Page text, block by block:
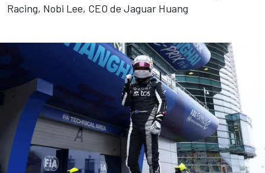
Racing, Nobi Lee, CEO de Jaguar Huang